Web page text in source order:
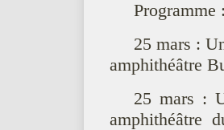
Programme
25 mars :
amphithéâtre
25 mars :
amphithéâtre